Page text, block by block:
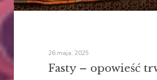
26 maja, 2025
Fasty – opowieść